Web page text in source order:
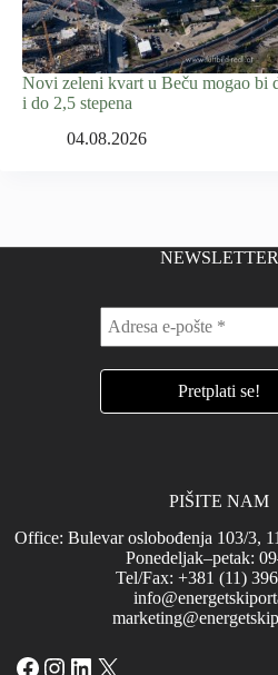
Novi zeleni kvart u Beču mogao bi
i do 2,5 stepena
04.08.2026
NEWSLETTER
PIŠITE NAM
Office: Bulevar oslobođenja 103/3,
Ponedeljak–petak:
Tel/Fax: +381 (11)
Facebook
Instagram
LinkedIn
X